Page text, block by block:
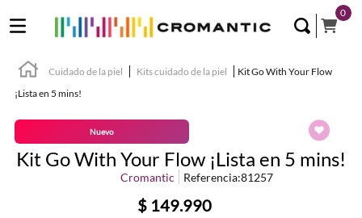
0
Cuidado de la piel Kits cuidado de la piel
Kit Go With Your Flow
¡Lista en 5 mins!
Nuevo
Kit Go With Your Flow ¡Lista en 5 mins!
Cromantic Referencia:81257
$ 149.990